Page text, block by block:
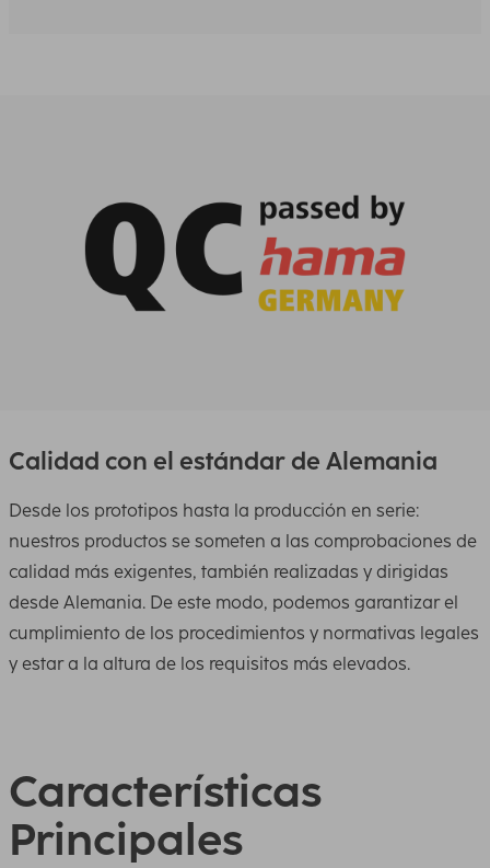
Calidad con el estándar de Alemania
Desde los prototipos hasta la producción en serie:
nuestros productos se someten a las comprobaciones de
calidad más exigentes, también realizadas y dirigidas
desde Alemania. De este modo, podemos garantizar el
cumplimiento de los procedimientos y normativas legales
y estar a la altura de los requisitos más elevados.
Características
Principales